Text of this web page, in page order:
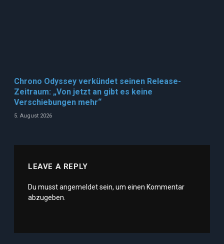
Chrono Odyssey verkündet seinen Release-
Zeitraum: „Von jetzt an gibt es keine
Verschiebungen mehr“
5. August 2026
LEAVE A REPLY
Du musstangemeldetsein, um einen Kommentar
abzugeben.